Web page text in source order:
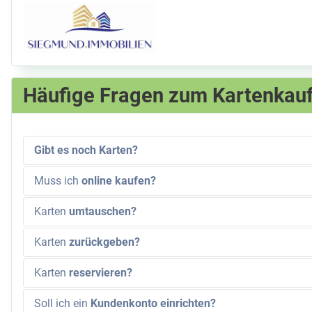
Häufige Fragen zum
Gibt es noch Karten?
Muss ich online kaufen?
Karten umtauschen?
Karten zurückgeben?
Karten reservieren?
Soll ich ein Kundenkonto einrichten?